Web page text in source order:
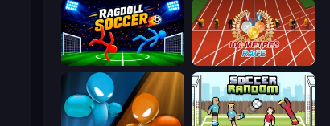
Ragdoll Soccer 2 Players 100 Meters Race